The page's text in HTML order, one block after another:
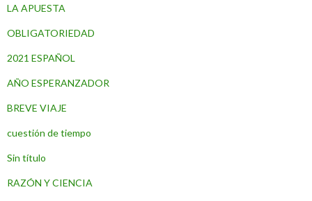
LA APUESTA
OBLIGATORIEDAD
2021 ESPAÑOL
AÑO ESPERANZADOR
BREVE VIAJE
cuestión de tiempo
Sin título
RAZÓN Y CIENCIA